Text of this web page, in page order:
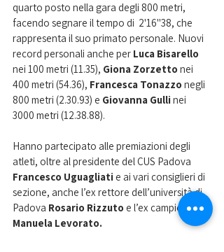
quarto posto nella gara degli 800 metri,
facendo segnare il tempo di  2'16"38, che
rappresenta il suo primato personale. Nuovi
record personali anche per Luca Bisarello
nei 100 metri (11.35), Giona Zorzetto nei
400 metri (54.36), Francesca Tonazzo negli
800 metri (2.30.93) e Giovanna Gulli nei
3000 metri (12.38.88).
Hanno partecipato alle premiazioni degli
atleti, oltre al presidente del CUS Padova
Francesco Uguagliati e ai vari consiglieri di
sezione, anche l’ex rettore dell’università di
Padova Rosario Rizzuto e l’ex campionessa
Manuela Levorato.